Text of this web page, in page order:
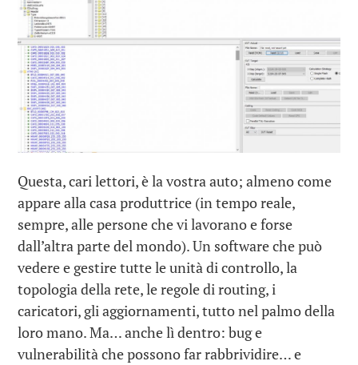
Questa, cari lettori, è la vostra auto; almeno come
appare alla casa produttrice (in tempo reale,
sempre, alle persone che vi lavorano e forse
dall’altra parte del mondo). Un software che può
vedere e gestire tutte le unità di controllo, la
topologia della rete, le regole di routing, i
caricatori, gli aggiornamenti, tutto nel palmo della
loro mano. Ma… anche lì dentro: bug e
vulnerabilità che possono far rabbrividire… e